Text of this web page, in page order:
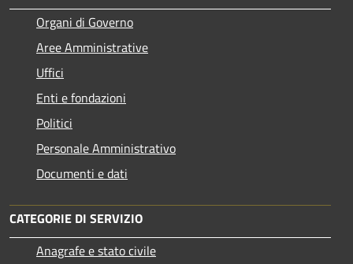
Organi di Governo
Aree Amministrative
Uffici
Enti e fondazioni
Politici
Personale Amministrativo
Documenti e dati
CATEGORIE DI SERVIZIO
Anagrafe e stato civile